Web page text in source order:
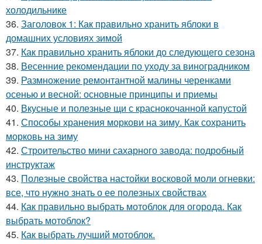
холодильнике
36. Заголовок 1: Как правильно хранить яблоки в
домашних условиях зимой
37. Как правильно хранить яблоки до следующего сезона
38. Весенние рекомендации по уходу за виноградником
39. Размножение ремонтантной малины черенками
осенью и весной: основные принципы и приемы
40. Вкусные и полезные щи с краснокочанной капустой
41. Способы хранения моркови на зиму. Как сохранить
морковь на зиму
42. Строительство мини сахарного завода: подробный
инструктаж
43. Полезные свойства настойки восковой моли огневки:
все, что нужно знать о ее полезных свойствах
44. Как правильно выбрать мотоблок для огорода. Как
выбрать мотоблок?
45. Как выбрать лучший мотоблок.